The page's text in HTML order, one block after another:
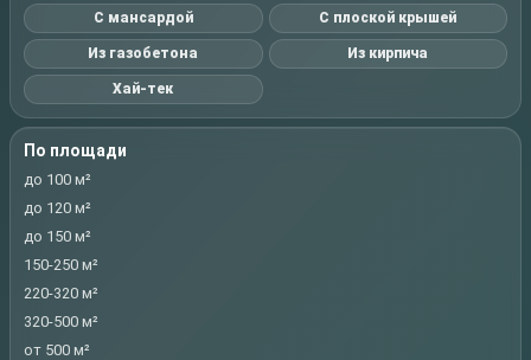
С мансардой С плоской крышей
Из газобетона Из кирпича
Хай-тек
По площади
до 100 м²
до 120 м²
до 150 м²
150-250 м²
220-320 м²
320-500 м²
от 500 м²